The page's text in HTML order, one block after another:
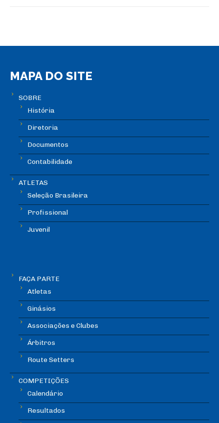
MAPA DO SITE
SOBRE
História
Diretoria
Documentos
Contabilidade
ATLETAS
Seleção Brasileira
Profissional
Juvenil
FAÇA PARTE
Atletas
Ginásios
Associações e Clubes
Árbitros
Route Setters
COMPETIÇÕES
Calendário
Resultados